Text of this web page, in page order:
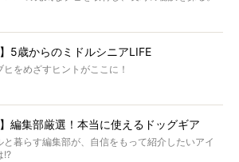
】5歳からのミドルシニアLIFE
ヒをめざすヒントがここに！
】編集部厳選！本当に使えるドッグギア
と暮らす編集部が、自信をもって紹介したいアイ
!?